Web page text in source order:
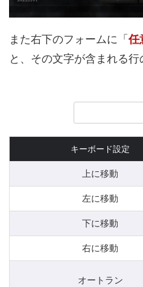
また右下のフォームに「任
と、その文字が含まれる行
キーボード設定
上に移動
左に移動
下に移動
右に移動
オートラン